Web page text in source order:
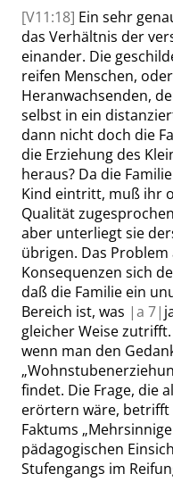
[V11:18] Ein sehr
das Verhältnis der
einander. Die
reifen Menschen,
Heranwachsenden,
selbst in ein
dann nicht doch die
die Erziehung des
heraus? Da die
Kind eintritt, muß ihr
Qualität
aber unterliegt sie
übrigen. Das
Konsequenzen sich
daß die Familie ein
Bereich ist, was |a 7|
gleicher Weise
wenn man den
„
findet. Die Frage, die
erörtern wäre, betrifft
Faktums „
pädagogischen
Stufengangs im